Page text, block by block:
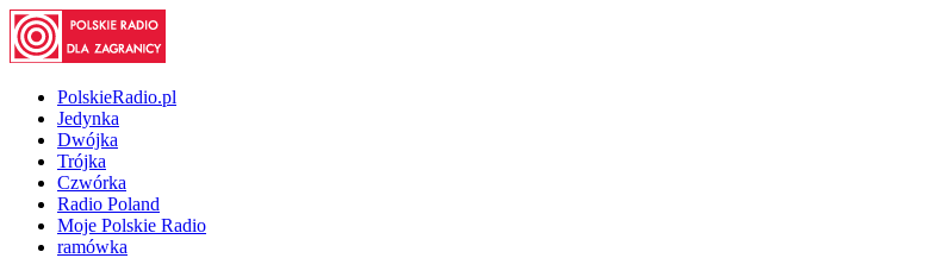
PolskieRadio.pl
Jedynka
Dwójka
Trójka
Czwórka
Radio Poland
Moje Polskie Radio
ramówka